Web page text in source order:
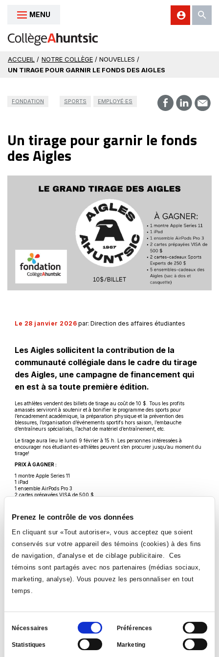
Prenez le contrôle de vos données
En cliquant sur «Tout autoriser», vous acceptez que soient
conservés sur votre appareil des témoins (cookies) à des fins
de navigation, d'analyse et de ciblage publicitaire. Ces
témoins sont partagés avec nos partenaires (médias sociaux,
marketing, analyse). Vous pouvez les personnaliser en tout
temps.
Sélection
consentement
Nécessaires Préférences
Statistiques Marketing
Aller au contenu
MENU
ACCUEIL / NOTRE COLLÈGE / NOUVELLES /
UN TIRAGE POUR GARNIR LE FONDS DES AIGLES
FONDATION SPORTS EMPLOYÉ·ES
Un tirage pour garnir le fonds
des Aigles
Le 28 janvier 2026 par: Direction des affaires étudiantes
Les Aigles sollicitent la contribution de la
communauté collégiale dans le cadre du tirage
des Aigles, une campagne de financement qui
en est à sa toute première édition.
Les athlètes vendent des billets de tirage au coût de 10 $. Tous les profits
amassés serviront à soutenir et à bonifier le programme des sports pour
l’encadrement académique, la préparation physique et la prévention des
blessures, l’organisation d’événements sportifs hors saison, l’embauche
d’entraîneurs spécialisés, l’achat de matériel d’entraînement, etc.
Le tirage aura lieu le lundi 9 février à 15 h. Les personnes intéressées à
encourager nos étudiant·es-athlètes peuvent s’en procurer jusqu’au moment du
tirage!
PRIX À GAGNER :
1 montre Apple Series 11
1 iPad
1 ensemble AirPods Pro 3
2 cartes prépayées VISA de 500 $
Les billets sont en vente au bureau du Service de la vie étudiante. Par contre, il
directement! Le bureau du Service de la vie étudiante est situé au local B2.400
13 h). Les paiements en argent comptant ou par carte sont acceptés.
Merci de soutenir les Aigles et de contribuer au maintien du programme
VOIR TOUTES LES NOUVELLES